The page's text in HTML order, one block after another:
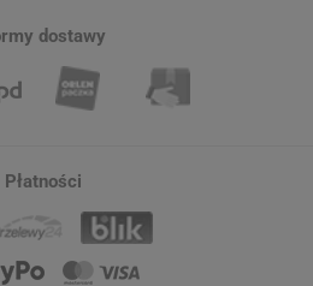
dostawy
Płatności